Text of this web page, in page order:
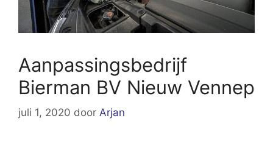
Aanpassingsbedrijf
Bierman BV Nieuw Vennep
juli 1, 2020 door Arjan